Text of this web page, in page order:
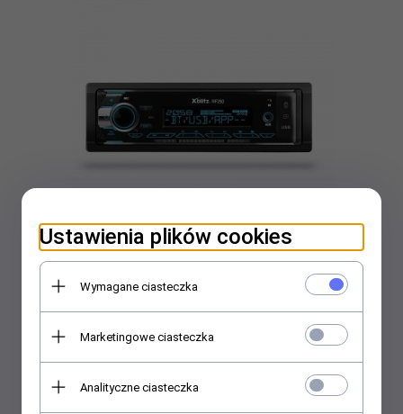
Radio samochodowe Xblitz RF-250
177,00PLN
Ustawienia plików cookies
Wymagane ciasteczka
Marketingowe ciasteczka
Analityczne ciasteczka